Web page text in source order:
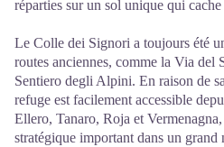
réparties sur un sol unique qui
Le Colle dei Signori a toujours été
routes anciennes, comme la Via del
Sentiero degli Alpini. En raison de
refuge est facilement accessible
Ellero, Tanaro, Roja et
stratégique important dans un